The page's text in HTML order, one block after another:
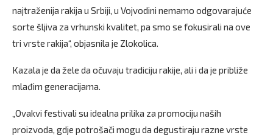
najtraženija rakija u Srbiji, u Vojvodini nemamo odgovarajuće
sorte šljiva za vrhunski kvalitet, pa smo se fokusirali na ove
tri vrste rakija“, objasnila je Zlokolica.
Kazala je da žele da očuvaju tradiciju rakije, ali i da je približe
mlađim generacijama.
„Ovakvi festivali su idealna prilika za promociju naših
proizvoda, gdje potrošači mogu da degustiraju razne vrste